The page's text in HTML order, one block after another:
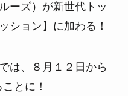
ーズ）が新世代トッ
ション】に加わる！
は、８月１２日から
とに！